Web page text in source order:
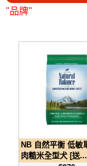
"品牌"
NB 自然平衡 低敏
肉糙米全型犬 [送...